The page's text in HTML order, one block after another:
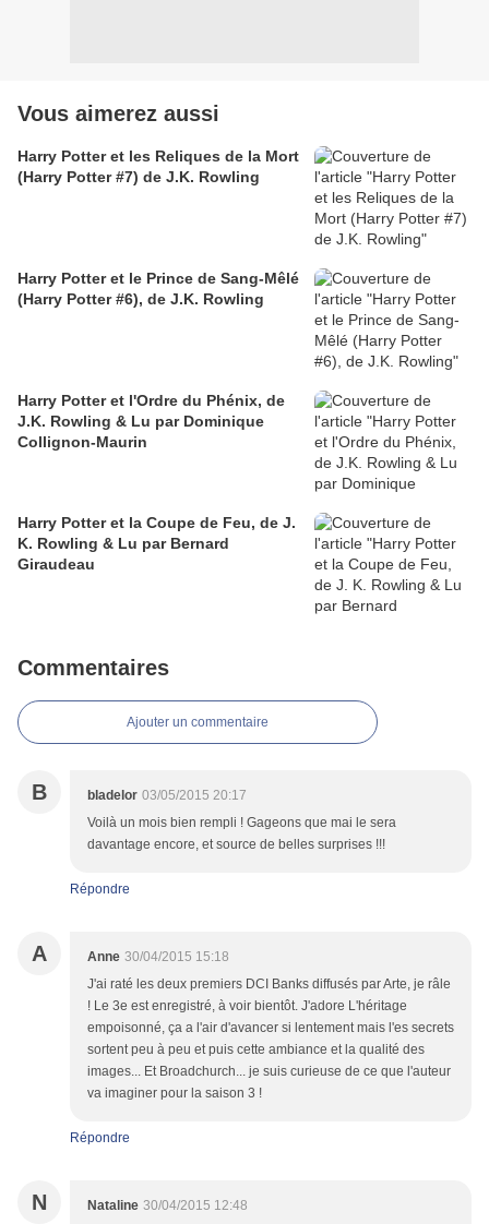
Vous aimerez aussi
Harry Potter et les Reliques de la Mort
(Harry Potter #7) de J.K. Rowling
Harry Potter et le Prince de Sang-Mêlé
(Harry Potter #6), de J.K. Rowling
Harry Potter et l'Ordre du Phénix, de
J.K. Rowling & Lu par Dominique
Collignon-Maurin
Harry Potter et la Coupe de Feu, de J.
K. Rowling & Lu par Bernard
Giraudeau
Commentaires
Ajouter un commentaire
B bladelor 03/05/2015 20:17
Voilà un mois bien rempli ! Gageons que mai le sera
davantage encore, et source de belles surprises !!!
Répondre
A Anne 30/04/2015 15:18
J'ai raté les deux premiers DCI Banks diffusés par Arte, je râle
! Le 3e est enregistré, à voir bientôt. J'adore L'héritage
empoisonné, ça a l'air d'avancer si lentement mais l'es secrets
sortent peu à peu et puis cette ambiance et la qualité des
images... Et Broadchurch... je suis curieuse de ce que l'auteur
va imaginer pour la saison 3 !
Répondre
N Nataline 30/04/2015 12:48